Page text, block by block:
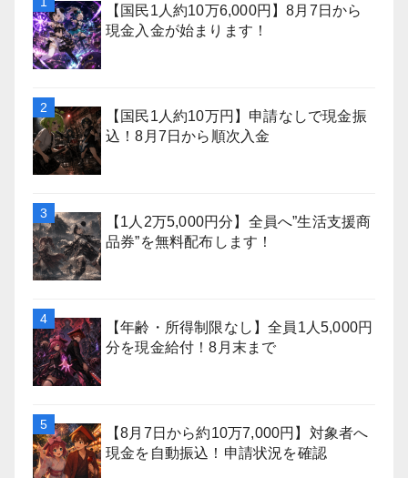
【国民1人約10万6,000円】8月7日から
現金入金が始まります！
【国民1人約10万円】申請なしで現金振
込！8月7日から順次入金
【1人2万5,000円分】全員へ”生活支援商
品券”を無料配布します！
【年齢・所得制限なし】全員1人5,000円
分を現金給付！8月末まで
【8月7日から約10万7,000円】対象者へ
現金を自動振込！申請状況を確認